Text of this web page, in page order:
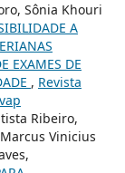
Sônia Khouri
A
EXAMES DE
, Revista
Ribeiro,
Vinicius